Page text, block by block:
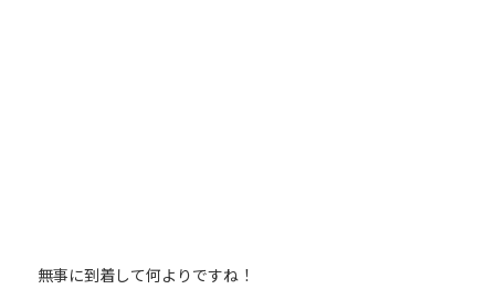
無事に到着して何よりですね！